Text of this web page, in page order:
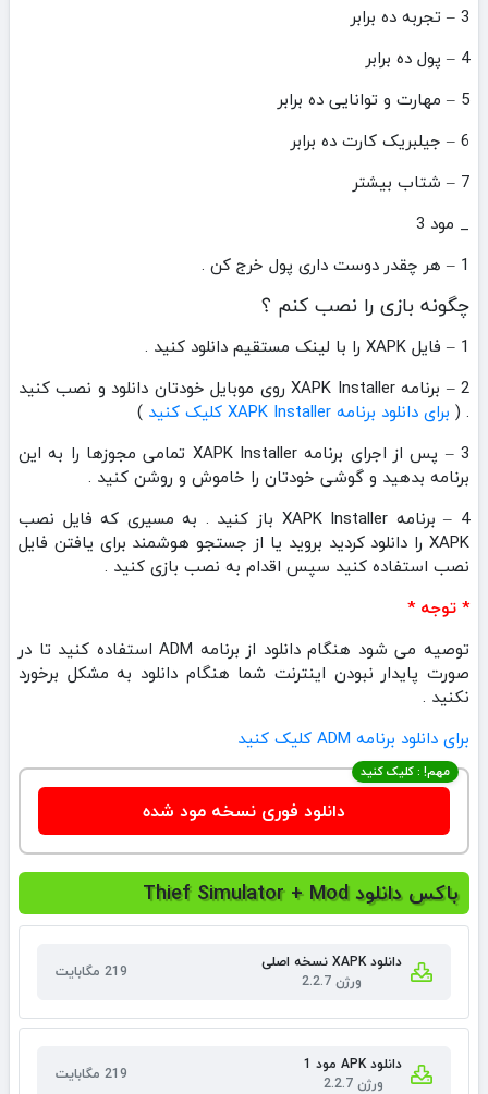
3 – تجربه ده برابر
4 – پول ده برابر
5 – مهارت و توانایی ده برابر
6 – جیلبریک کارت ده برابر
7 – شتاب بیشتر
_ مود 3
1 – هر چقدر دوست داری پول خرج کن .
چگونه بازی را نصب کنم ؟
1 – فایل XAPK را با لینک مستقیم دانلود کنید .
2 – برنامه XAPK Installer روی موبایل خودتان دانلود و نصب کنید
. ( برای دانلود برنامه XAPK Installer کلیک کنید
)
3 – پس از اجرای برنامه XAPK Installer تمامی مجوزها را به این
برنامه بدهید و گوشی خودتان را خاموش و روشن کنید .
4 – برنامه XAPK Installer باز کنید . به مسیری که فایل نصب
XAPK را دانلود کردید بروید یا از جستجو هوشمند برای یافتن فایل
نصب استفاده کنید سپس اقدام به نصب بازی کنید .
* توجه *
توصیه می شود هنگام دانلود از برنامه ADM استفاده کنید تا در
صورت پایدار نبودن اینترنت شما هنگام دانلود به مشکل برخورد
نکنید .
برای دانلود برنامه ADM کلیک کنید
مهم! : کلیک کنید
دانلود فوری نسخه مود شده
باکس دانلود Thief Simulator + Mod
دانلود XAPK نسخه اصلی
ورژن 2.2.7
219 مگابایت
دانلود APK مود 1
ورژن 2.2.7
219 مگابایت